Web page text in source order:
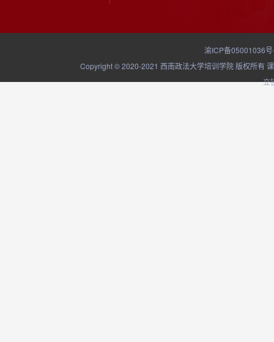
渝ICP备05001036
Copyright © 2020-2021 西南政法大学培训学院 版权所有
立